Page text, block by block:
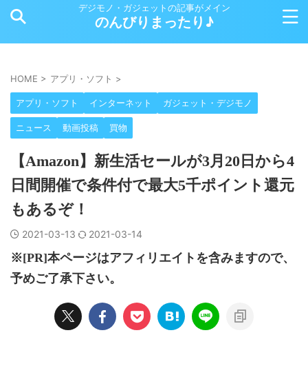
デジモノ・ガジェットの記事がメイン
のんびりまったり♪
HOME > アプリ・ソフト >
アプリ・ソフト インターネット ガジェット・デジモノ
ニュース 動画投稿 買物
【Amazon】新生活セールが3月20日から4
日間開催で条件付で最大5千ポイント還元
もあるぞ！
2021-03-13 2021-03-14
※[PR]本ページはアフィリエイトを含みますので、
予めご了承下さい。